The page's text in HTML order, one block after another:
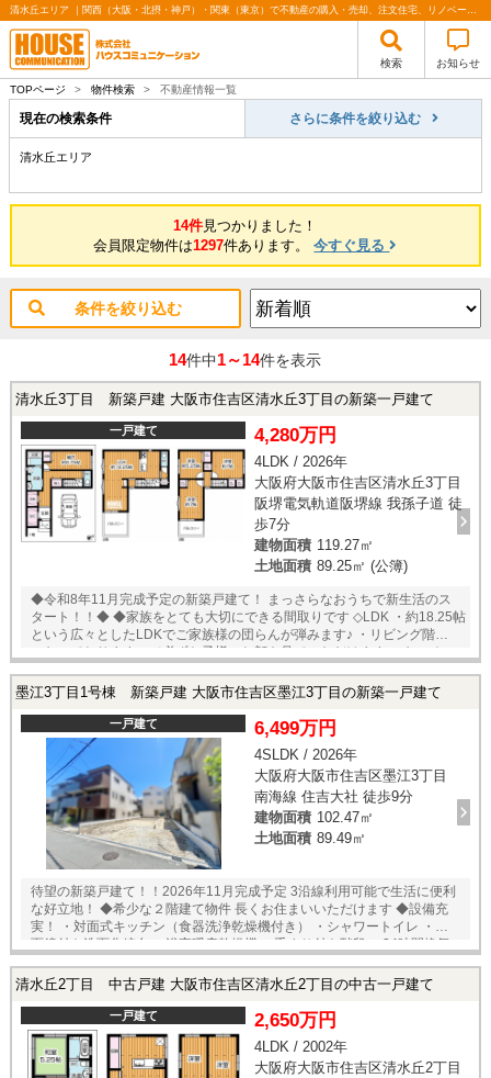
清水丘エリア ｜関西（大阪・北摂・神戸）・関東（東京）で不動産の購入・売却、注文住宅、リノベーションの事なら株式会社ハウスコミュニケーション
検索 お知らせ
TOPページ > 物件検索 > 不動産情報一覧
現在の検索条件 さらに条件を絞り込む
清水丘エリア
14件見つかりました！
会員限定物件は1297件あります。今すぐ見る
条件を絞り込む
14件中1～14件を表示
清水丘3丁目 新築戸建 大阪市住吉区清水丘3丁目の新築一戸建て
一戸建て 4,280万円
4LDK / 2026年
大阪府大阪市住吉区清水丘3丁目
阪堺電気軌道阪堺線 我孫子道 徒
歩7分
建物面積 119.27㎡
土地面積 89.25㎡ (公簿)
◆令和8年11月完成予定の新築戸建て！ まっさらなおうちで新生活のス
タート！！◆ ◆家族をとても大切にできる間取りです ◇LDK ・約18.25帖
という広々としたLDKでご家族様の団らんが弾みます♪ ・リビング階段
になっておりますので必ずお子様のお顔を見ていただけます ・キッチン
◇収納充実 ・各居室に収納がございますので、室内をすっきりとさせる
墨江3丁目1号棟 新築戸建 大阪市住吉区墨江3丁目の新築一戸建て
一戸建て 6,499万円
4SLDK / 2026年
大阪府大阪市住吉区墨江3丁目
南海線 住吉大社 徒歩9分
建物面積 102.47㎡
土地面積 89.49㎡
待望の新築戸建て！！2026年11月完成予定 3沿線利用可能で生活に便利
な好立地！ ◆希少な２階建て物件 長くお住まいいただけます ◆設備充
実！ ・対面式キッチン（食器洗浄乾燥機付き） ・シャワートイレ ・三
面鏡付き洗面化粧台 ・浴室暖房乾燥機 ・手すり付き階段 ・24時間換気
2台分 ◆収納充実 ・小屋根裏収納 ・床下収納 ◆省エネ性能ラベル ・エネ
清水丘2丁目 中古戸建 大阪市住吉区清水丘2丁目の中古一戸建て
一戸建て 2,650万円
4LDK / 2002年
大阪府大阪市住吉区清水丘2丁目